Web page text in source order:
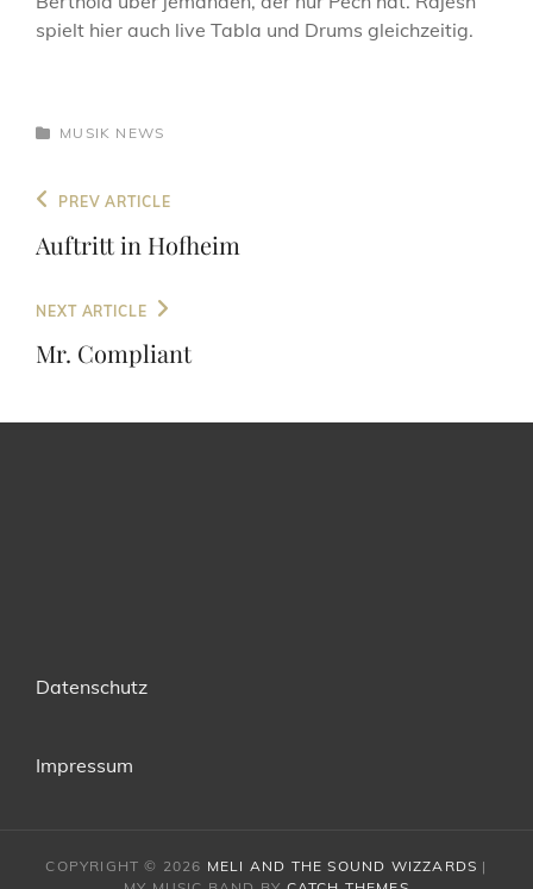
spielt hier auch live Tabla und Drums gleichzeitig.
CATEGORIES
MUSIK NEWS
Beitragsnavigation
Previous
Post
PREV ARTICLE
Auftritt in Hofheim
Next
Post
NEXT ARTICLE
Mr. Compliant
Datenschutz
Impressum
COPYRIGHT © 2026 MELI AND THE SOUND WIZZARDS |